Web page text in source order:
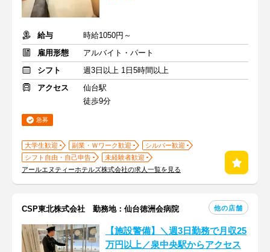
給与
時給1050円～
雇用形態
アルバイト・パート
シフト
週3日以上 1日5時間以上
アクセス
仙台駅
徒歩9分
急募
大学生歓迎 副業・Ｗワーク歓迎
シルバー歓迎
シフト自由・自己申告
未経験者歓迎
アールエヌティーホテルズ株式会社の求人一覧を見る
CSP東北株式会社 勤務地：仙台徳洲会病院 他の店舗
【施設警備】＼週3日勤務で月収25
万円以上／泉中央駅からアクセス